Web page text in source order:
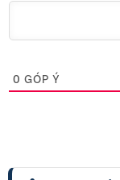
0 GÓP Ý